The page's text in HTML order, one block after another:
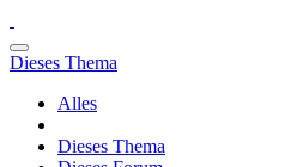
Dieses Thema
Alles
Dieses Thema